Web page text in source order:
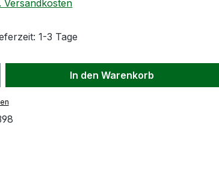
Versandkosten
1-3 Tage
Gib den gewünschten Wert
In den Warenkorb